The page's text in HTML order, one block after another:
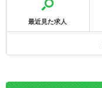
最近見た求人